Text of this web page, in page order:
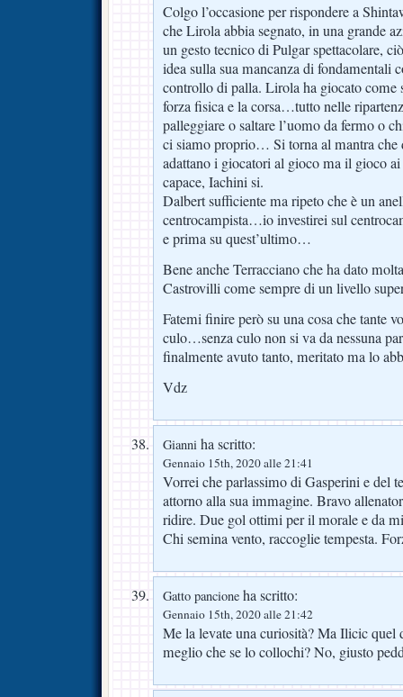
Colgo l’occasione per rispondere a
che Lirola abbia segnato, in una grande
un gesto tecnico di Pulgar spettacolare,
idea sulla sua mancanza di fondamentali
controllo di palla. Lirola ha giocato come
forza fisica e la corsa…tutto nelle
palleggiare o saltare l’uomo da fermo o
ci siamo proprio… Si torna al mantra
adattano i giocatori al gioco ma il gioco
capace, Iachini si.
Dalbert sufficiente ma ripeto che è un
centrocampista…io investirei sul
e prima su quest’ultimo…
Bene anche Terracciano che ha dato
Castrovilli come sempre di un livello
Fatemi finire però su una cosa che tante
culo…senza culo non si va da nessuna
finalmente avuto tanto, meritato ma lo
Vdz
Gianni ha scritto:
Gennaio 15th, 2020 alle 21:41
Vorrei che parlassimo di Gasperini e del
attorno alla sua immagine. Bravo
ridire. Due gol ottimi per il morale e da
Chi semina vento, raccoglie tempesta.
Gatto pancione ha scritto:
Gennaio 15th, 2020 alle 21:42
Me la levate una curiosità? Ma Ilicic quel
meglio che se lo collochi? No, giusto